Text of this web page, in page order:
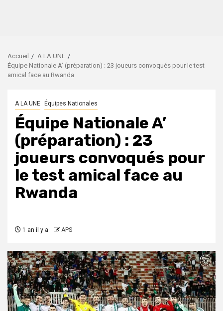
Accueil
A LA UNE
Équipe Nationale A’ (préparation) : 23 joueurs convoqués pour le test
amical face au Rwanda
A LA UNE Équipes Nationales
Équipe Nationale A’
(préparation) : 23
joueurs convoqués pour
le test amical face au
Rwanda
1 an il y a APS